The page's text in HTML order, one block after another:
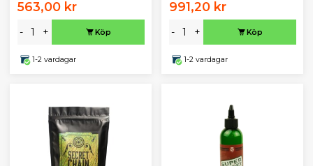
563,00 kr
- + Köp
1-2 vardagar
991,20 kr
- + Köp
1-2 vardagar